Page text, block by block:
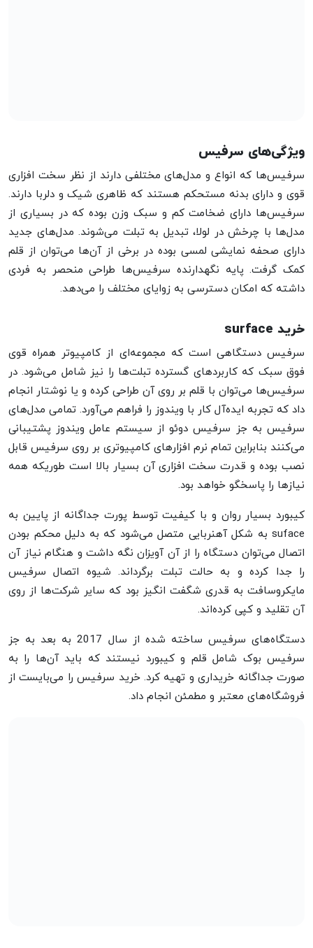
ویژگی‌های سرفیس
سرفیس‌ها که انواع و مدل‌های مختلفی دارند از نظر سخت افزاری
قوی و دارای بدنه مستحکم هستند که ظاهری شیک و دلربا دارند.
سرفیس‌ها دارای ضخامت کم و سبک وزن بوده که در بسیاری از
مدل‌ها با چرخش در لولا، تبدیل به تبلت می‌شوند. مدل‌های جدید
دارای صحفه نمایشی لمسی بوده در برخی از آن‌ها می‌توان از قلم
کمک گرفت. پایه نگهدارنده سرفیس‌ها طراحی منحصر به فردی
داشته که امکان دسترسی به زوایای مختلف را می‌دهد.
خرید surface
سرفیس دستگاهی است که مجموعه‌ای از کامپیوتر همراه قوی
فوق سبک که کاربردهای گسترده تبلت‌ها را نیز شامل می‌شود. در
سرفیس‌ها می‌توان با قلم بر روی آن طراحی کرده و یا نوشتار انجام
داد که تجربه ایده‌آل کار با ویندوز را فراهم می‌آورد. تمامی مدل‌های
سرفیس به جز سرفیس دوئو از سیستم عامل ویندوز پشتیبانی
می‌کنند بنابراین تمام نرم افزارهای کامپیوتری بر روی سرفیس قابل
نصب بوده و قدرت سخت افزاری آن بسیار بالا است طوریکه همه
نیازها را پاسخگو خواهد بود.
کیبورد بسیار روان و با کیفیت توسط پورت جداگانه از پایین به
suface به شکل آهنربایی متصل می‌شود که به دلیل محکم بودن
اتصال می‌توان دستگاه را از آن آویزان نگه داشت و هنگام نیاز آن
را جدا کرده و به حالت تبلت برگرداند. شیوه اتصال سرفیس
مایکروسافت به قدری شگفت انگیز بود که سایر شرکت‌ها از روی
آن تقلید و کپی کرده‌اند.
دستگاه‌های سرفیس ساخته شده از سال 2017 به بعد به جز
سرفیس بوک شامل قلم و کیبورد نیستند که باید آن‌ها را به
صورت جداگانه خریداری و تهیه کرد. خرید سرفیس را می‌بایست از
فروشگاه‌های معتبر و مطمئن انجام داد.